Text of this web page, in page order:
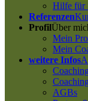
Hilfe für
Referenzen
ProfilÜber
Mein
Mein
weitere Infos
AGBs